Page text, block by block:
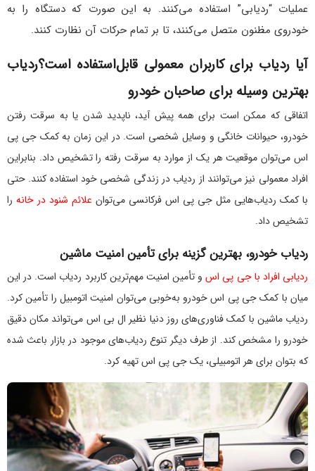
عملیات “ردیابی” استفاده می‌کنند. به این صورت که دستگاه را به
خودروی مظنون متصل می‌کنند، تا بر تمام حرکات آن نظارت کنند.
‌آیا ردیاب برای کاربران معمولی قابل‌استفاده است؟ردیاب
بهترین وسیله برای صاحبان خودرو
اتفاقی که ممکن است برای همه پیش آید، ناپدید شدن یا به سرقت رفتن
خودرو، حیوانات خانگی و وسایل شخصی است. در این زمان به کمک جی پی
اس می‌توان موقعیت هر یک از موارد به سرقت رفته را تشخیص داد. بنابراین
افراد معمولی نیز می‌توانند از ردیاب در زندگی شخصی خود استفاده کنند. حتی
با کمک ردیاب‌هایی مثل جی پی اس فرکانسی می‌توان علائم شنود در خانه را
تشخیص داد.
ردیاب خودرو، بهترین گزینه برای تأمین امنیت ماشین
ردیابی افراد با جی پی اسو تأمین امنیت مهم‌ترین کاربرد ردیاب است. در این
میان با کمک جی پی اس خودرو به‌خوبی می‌توان امنیت اتومبیل را تأمین کرد.
ردیاب ماشین با کمک فناوری‌های روز دنیا نظیر ال بی اس می‌تواند مکان دقیق
خودرو را مشخص کند. از طرف دیگر تنوع ردیاب‌های موجود در بازار باعث شده
که بتوان برای هر اتومبیلی، یک جی پی اس تهیه کرد.